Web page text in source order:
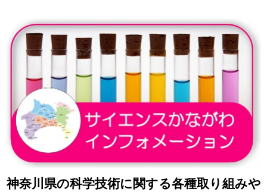
神奈川県の科学技術に関する各種取り組みや